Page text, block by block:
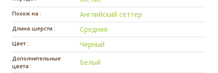
Похож на : Английский сеттер
Длина шерсти : Средняя
Цвет : Черный
Дополнительные
цвета :
Белый